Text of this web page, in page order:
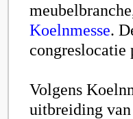
Koelnmesse.
congreslocatie
Volgens
uitbreiding van